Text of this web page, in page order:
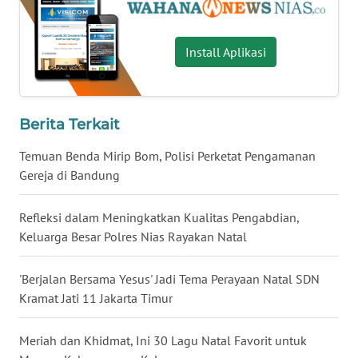
Install Aplikasi
Berita Terkait
Temuan Benda Mirip Bom, Polisi Perketat Pengamanan
Gereja di Bandung
Refleksi dalam Meningkatkan Kualitas Pengabdian,
Keluarga Besar Polres Nias Rayakan Natal
'Berjalan Bersama Yesus' Jadi Tema Perayaan Natal SDN
Kramat Jati 11 Jakarta Timur
Meriah dan Khidmat, Ini 30 Lagu Natal Favorit untuk
BALI
WN
KALBAR
KALTENG
WN
KALTARA
KALSEL
WN
KALTIM
WN